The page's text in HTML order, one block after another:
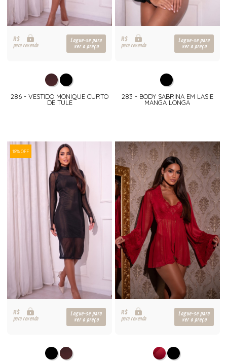
R$
para revenda
Logue-se para
ver o preço
286 - VESTIDO MONIQUE CURTO
DE TULE
R$
para revenda
Logue-se para
ver o preço
283 - BODY SABRINA EM LASIE
MANGA LONGA
18% OFF
R$
para revenda
Logue-se para
ver o preço
R$
para revenda
Logue-se para
ver o preço